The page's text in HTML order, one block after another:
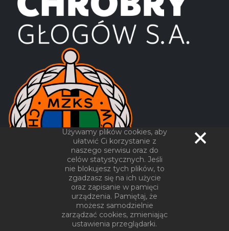
AKnet Tomasz Wadas2025
Używamy plików cookies, aby
ułatwić Ci korzystanie z
naszego serwisu oraz do
celów statystycznych. Jeśli
nie blokujesz tych plików, to
zgadzasz się na ich użycie
oraz zapisanie w pamięci
urządzenia. Pamiętaj, że
możesz samodzielnie
zarządzać cookies, zmieniając
ustawienia przeglądarki.